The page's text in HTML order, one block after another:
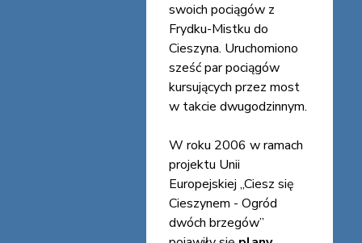
swoich pociągów z
Frydku-Mistku do
Cieszyna. Uruchomiono
sześć par pociągów
kursujących przez most
w takcie dwugodzinnym.
W roku 2006 w ramach
projektu Unii
Europejskiej „Ciesz się
Cieszynem - Ogród
dwóch brzegów”